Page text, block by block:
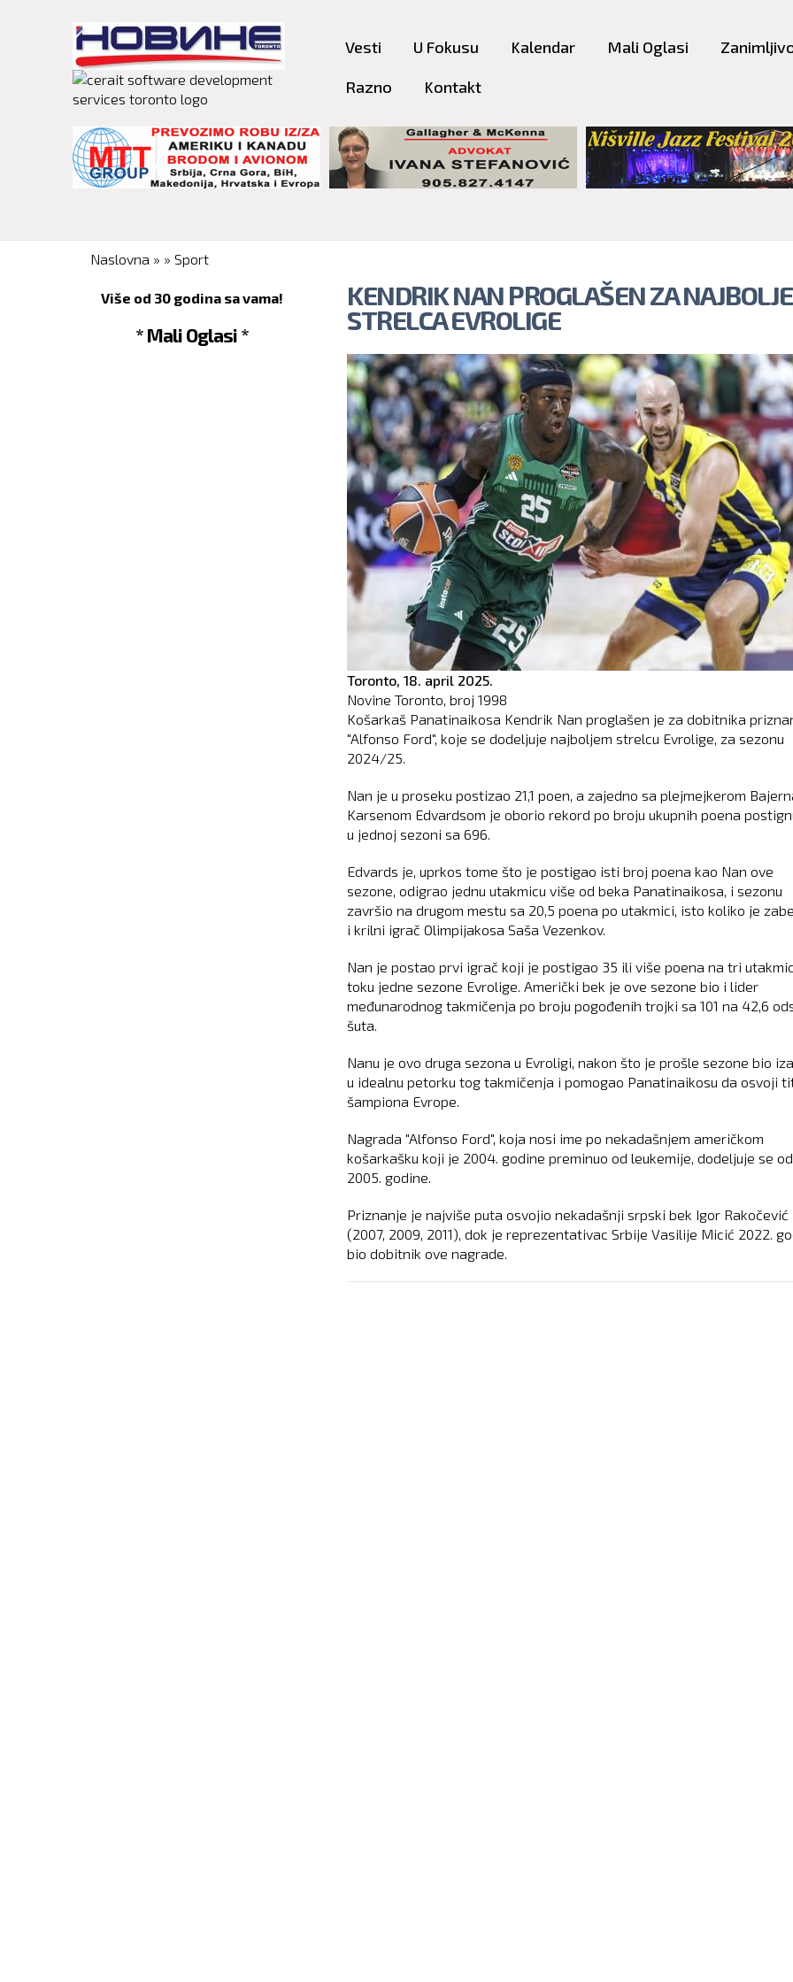
content
Vesti U Fokusu Kalendar Mali Oglasi
Razno Kontakt
You are here
Naslovna » » Sport
Više od 30 godina sa vama!
* Mali Oglasi *
KENDRIK NAN PROGLAŠEN ZA
STRELCA EVROLIGE
Toronto, 18. april 2025.
Novine Toronto, broj 1998
Košarkaš Panatinaikosa Kendrik Nan proglašen je za dobitnika
"Alfonso Ford", koje se dodeljuje najboljem strelcu Evrolige, za sezonu
2024/25.
Nan je u proseku postizao 21,1 poen, a zajedno sa plejmejkerom
Karsenom Edvardsom je oborio rekord po broju ukupnih poena
u jednoj sezoni sa 696.
Edvards je, uprkos tome što je postigao isti broj poena kao Nan ove
sezone, odigrao jednu utakmicu više od beka Panatinaikosa, i sezonu
završio na drugom mestu sa 20,5 poena po utakmici, isto koliko je
i krilni igrač Olimpijakosa Saša Vezenkov.
Nan je postao prvi igrač koji je postigao 35 ili više poena na tri
toku jedne sezone Evrolige. Američki bek je ove sezone bio i lider
međunarodnog takmičenja po broju pogođenih trojki sa 101 na 42,6
šuta.
Nanu je ovo druga sezona u Evroligi, nakon što je prošle sezone bio
u idealnu petorku tog takmičenja i pomogao Panatinaikosu da osvoji
šampiona Evrope.
Nagrada "Alfonso Ford", koja nosi ime po nekadašnjem američkom
košarkašku koji je 2004. godine preminuo od leukemije, dodeljuje se od
2005. godine.
Priznanje je najviše puta osvojio nekadašnji srpski bek Igor Rakočević
(2007, 2009, 2011), dok je reprezentativac Srbije Vasilije Micić 2022.
bio dobitnik ove nagrade.